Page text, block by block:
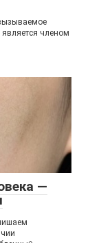
членом
—